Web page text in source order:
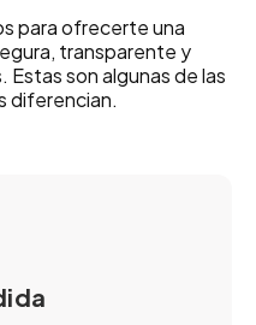
para ofrecerte una
transparente y
son algunas de las
diferencian.